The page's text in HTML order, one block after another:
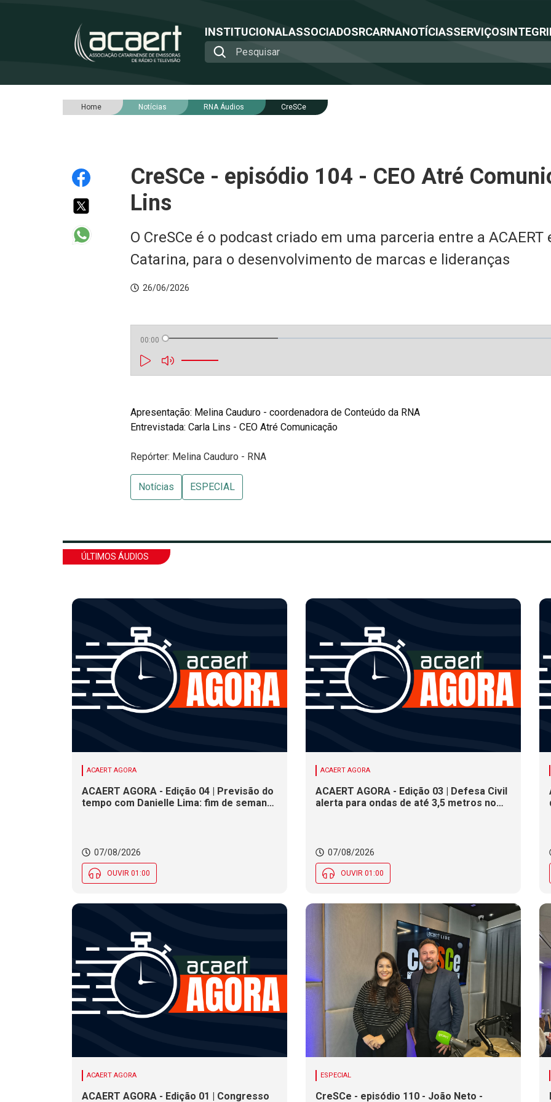
INSTITUCIONALASSOCIADOSRCARNANOTÍCIASSERVIÇOS
Home Notícias RNA Áudios CreSCe
CreSCe - episódio 104 - CEO Atré
Lins
O CreSCe é o podcast criado em uma parceria entre a ACAERT
Catarina, para o desenvolvimento de marcas e lideranças
26/06/2026
00:00
Entrevistada: Carla Lins - CEO Atré Comunicação
Repórter: Melina Cauduro - RNA
Notícias ESPECIAL
ÚLTIMOS ÁUDIOS
ACAERT AGORA
ACAERT AGORA - Edição 04 | Previsão do
tempo com Danielle Lima: fim de semana
07/08/2026
OUVIR 01:00
ACAERT AGORA
ACAERT AGORA - Edição 03 | Defesa Civil
alerta para ondas de até 3,5 metros no
tradições indígenas e de imigrantes em
SC
07/08/2026
OUVIR 01:00
ACAERT AGORA
ACAERT AGORA - Edição 01 | Congresso
ESPECIAL
CreSCe - episódio 110 - João Neto -